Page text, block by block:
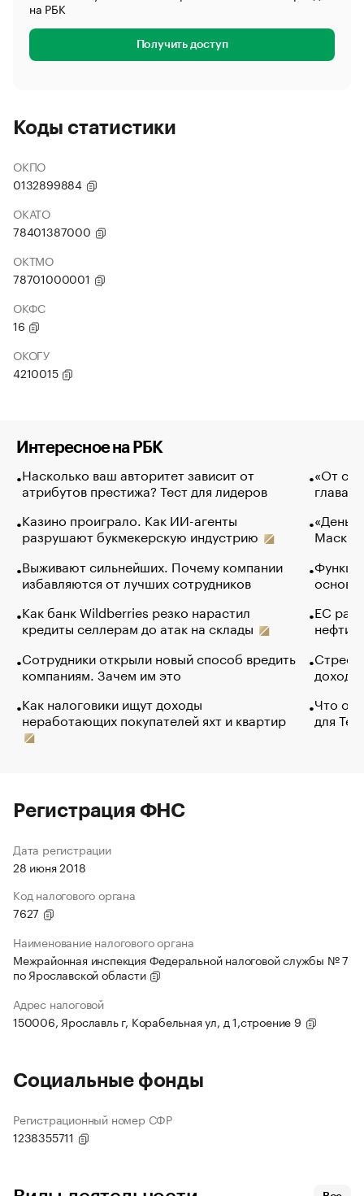
на РБК
Получить доступ
Коды статистики
ОКПО
0132899884
ОКАТО
78401387000
ОКТМО
78701000001
ОКФС
16
ОКОГУ
4210015
Интересное на РБК
Насколько ваш авторитет зависит от
атрибутов престижа? Тест для лидеров
Казино проиграло. Как ИИ-агенты
разрушают букмекерскую индустрию
Выживают сильнейших. Почему компании
избавляются от лучших сотрудников
Как банк Wildberries резко нарастил
кредиты селлерам до атак на склады
Сотрудники открыли новый способ вредить
компаниям. Зачем им это
Как налоговики ищут доходы
неработающих покупателей яхт и квартир
«От
глава
Маск в
основ
ЕС
нефти
Что
для
Регистрация ФНС
Дата регистрации
28 июня 2018
Код налогового органа
7627
Наименование налогового органа
Межрайонная инспекция Федеральной налоговой службы № 7
по Ярославской области
Адрес налоговой
150006, Ярославль г, Корабельная ул, д 1,строение 9
Социальные фонды
Регистрационный номер СФР
1238355711